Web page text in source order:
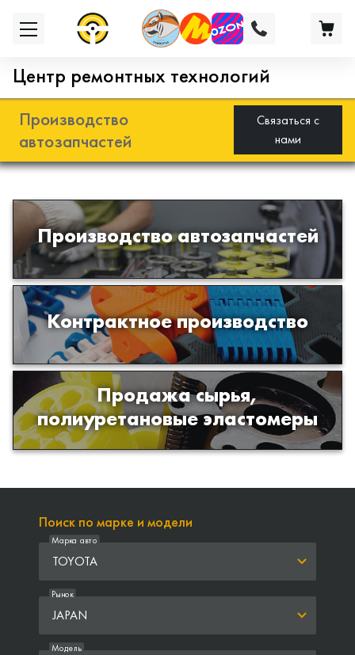
Центр ремонтных технологий
Производство
автозапчастей
Связаться с
нами
Производство автозапчастей
Разработка и производство деталей
из эластомеров для подвески
автомобиля
Контрактное производство
Производство изделий из пластиков
и полимеров по образцам либо
чертежам заказчика
Продажа сырья,
полиуретановые эластомеры
Продажа сырья для производства
изделий из полиуретана
Поиск по марке и модели
TOYOTA
Марка авто
JAPAN
Рынок
Модель